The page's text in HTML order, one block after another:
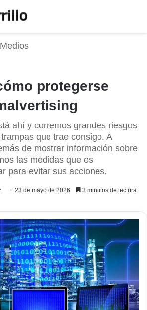
Medios
protegerse
ahí y corremos grandes riesgos
que trae consigo. A
de mostrar información sobre
las medidas que es
para evitar sus acciones.
23 de mayo de 2026 3 minutos de lectura